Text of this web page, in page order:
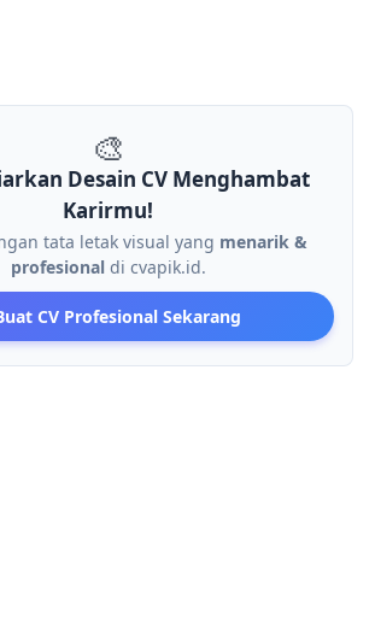
🎨
Desain CV Menghambat
Karirmu!
tata letak visual yang menarik &
profesionaldi cvapik.id.
CV Profesional Sekarang